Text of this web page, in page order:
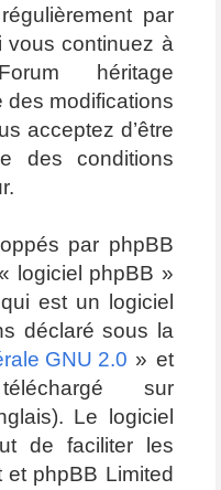
par
vous continuez à
héritage
modifications
acceptez d’être
des conditions
par phpBB
logiciel phpBB »
est un logiciel
déclaré sous la
GNU 2.0 » et
sur
Le logiciel
de faciliter les
phpBB Limited